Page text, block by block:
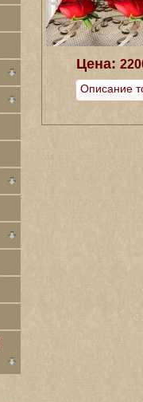
Цена:
Описание